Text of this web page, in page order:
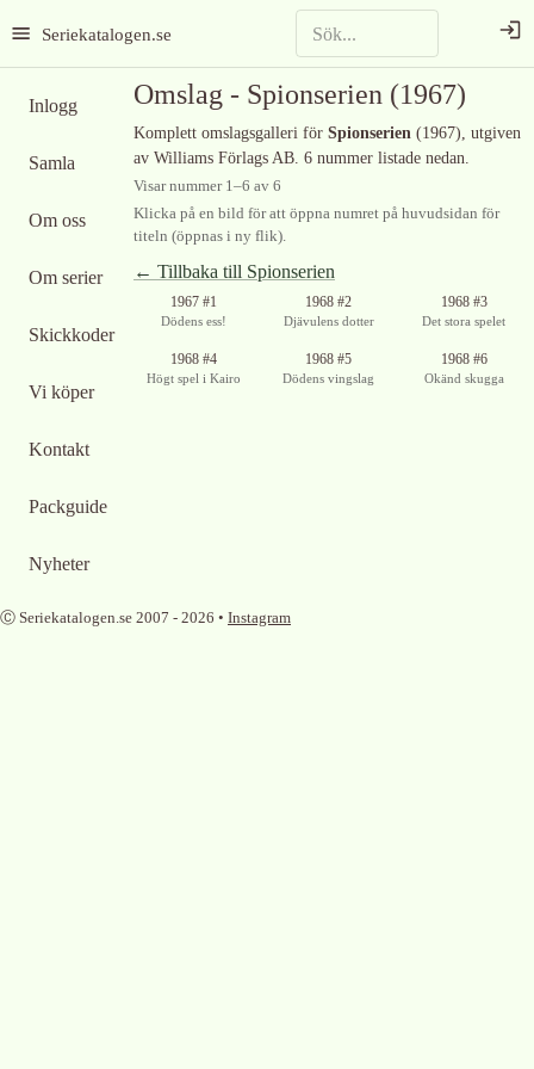
Seriekatalogen.se
Inlogg
Samla
Om oss
Om serier
Skickkoder
Vi köper
Kontakt
Packguide
Nyheter
Omslag - Spionserien (1967)
Komplett omslagsgalleri för Spionserien (1967), utgiven
av Williams Förlags AB. 6 nummer listade nedan.
Visar nummer 1–6 av 6
Klicka på en bild för att öppna numret på huvudsidan för
titeln (öppnas i ny flik).
← Tillbaka till Spionserien
1967 #1
Dödens ess!
1968 #2
Djävulens dotter
1968 #3
Det stora spelet
1968 #4
Högt spel i Kairo
1968 #5
Dödens vingslag
1968 #6
Okänd skugga
Ⓒ Seriekatalogen.se 2007 - 2026 • Instagram